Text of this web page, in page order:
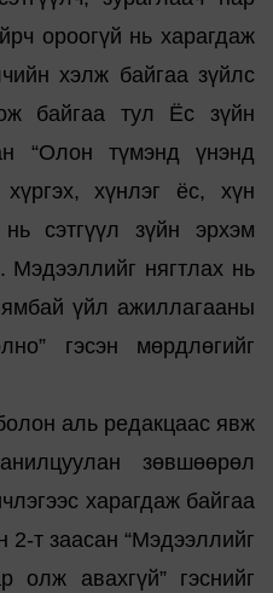
ороогүй нь харагдаж
хэлж байгаа зүйлс
байгаа тул Ёс зүйн
“Олон түмэнд үнэнд
хүнлэг ёс, хүн
сэтгүүл зүйн эрхэм
Мэдээллийг нягтлах нь
үйл ажиллагааны
гэсэн мөрдлөгийг
аль редакцаас явж
зөвшөөрөл
харагдаж байгаа
2-т заасан “Мэдээллийг
олж авахгүй” гэснийг